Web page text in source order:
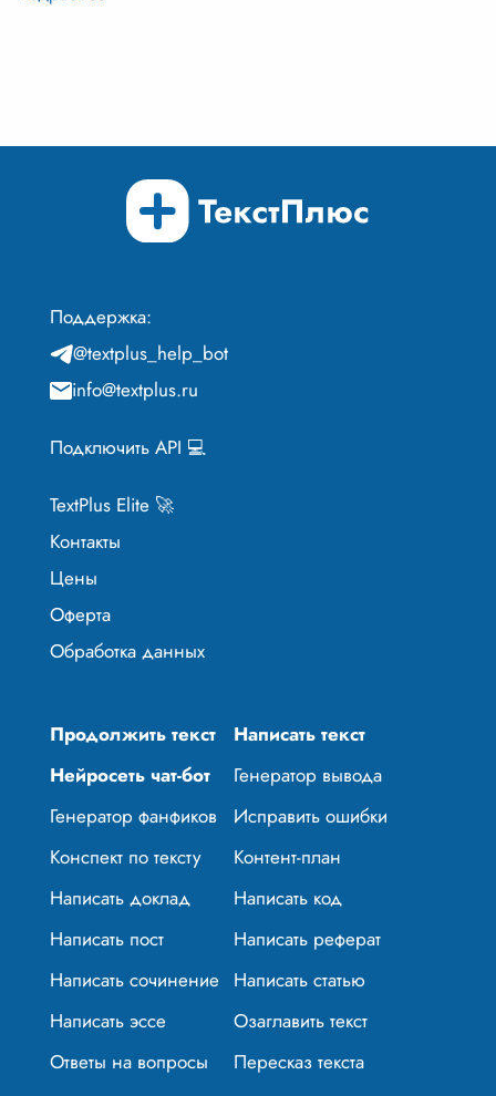
Поддержка:
@textplus_help_bot
info@textplus.ru
Подключить API 💻
TextPlus Elite 🚀
Контакты
Цены
Оферта
Обработка данных
Продолжить текст
Написать текст
Нейросеть чат-бот
Генератор вывода
Генератор фанфиков
Исправить ошибки
Конспект по тексту
Контент-план
Написать доклад
Написать код
Написать пост
Написать реферат
Написать сочинение Написать статью
Написать эссе
Озаглавить текст
Ответы на вопросы
Пересказ текста